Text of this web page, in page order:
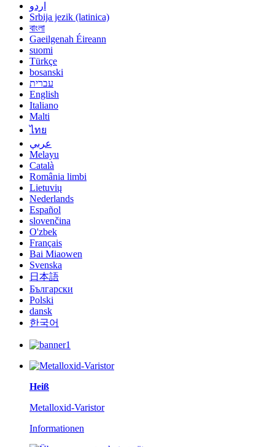
اردو
Srbija jezik (latinica)
বাংলা
Gaeilgenah Éireann
suomi
Türkçe
bosanski
עברית
English
Italiano
Malti
ไทย
عربي
Melayu
Català
România limbi
Lietuvių
Nederlands
Español
slovenčina
O'zbek
Français
Bai Miaowen
Svenska
日本語
Български
Polski
dansk
한국어
Heiß
Metalloxid-Varistor
Informationen